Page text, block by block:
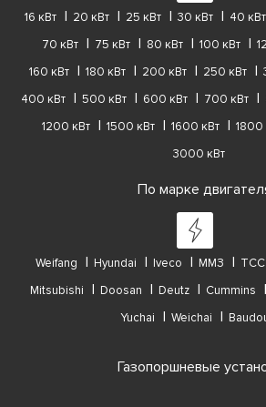
16 кВт 20 кВт 25 кВт 30 кВт 40 кВт
70 кВт
75 кВт 80 кВт 100 кВт
160 кВт
180 кВт 200 кВт 250 кВт
400 кВт
500 кВт 600 кВт 700 кВт
1200 кВт
1500 кВт 1600 кВт 1800
3000 кВт
По марке
Weifang Hyundai Iveco ММЗ ТСС
Mitsubishi
Doosan Deutz Cummins
Yuchai
Weichai
Газопоршневые